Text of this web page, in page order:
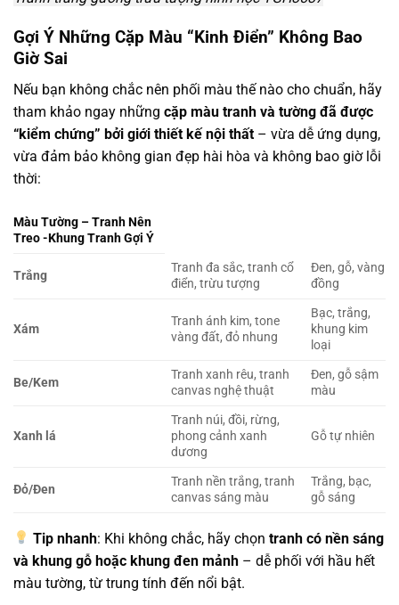
Gợi Ý Những Cặp Màu “Kinh Điển” Không Bao
Giờ Sai
Nếu bạn không chắc nên phối màu thế nào cho chuẩn, hãy
tham khảo ngay những cặp màu tranh và tường đã được
“kiểm chứng” bởi giới thiết kế nội thất – vừa dễ ứng dụng,
vừa đảm bảo không gian đẹp hài hòa và không bao giờ lỗi
thời:
Màu Tường – Tranh Nên
Treo -Khung Tranh Gợi Ý
Trắng
Tranh đa sắc, tranh cổ
điển, trừu tượng
Đen, gỗ, vàng
đồng
Xám
Tranh ánh kim, tone
vàng đất, đỏ nhung
Bạc, trắng,
khung kim
loại
Be/Kem
Tranh xanh rêu, tranh
canvas nghệ thuật
Đen, gỗ sậm
màu
Xanh lá
Tranh núi, đồi, rừng,
phong cảnh xanh
dương
Gỗ tự nhiên
Đỏ/Đen
Tranh nền trắng, tranh
canvas sáng màu
Trắng, bạc,
gỗ sáng
Tip nhanh: Khi không chắc, hãy chọntranh có nền sáng
và khung gỗ hoặc khung đen mảnh – dễ phối với hầu hết
màu tường, từ trung tính đến nổi bật.